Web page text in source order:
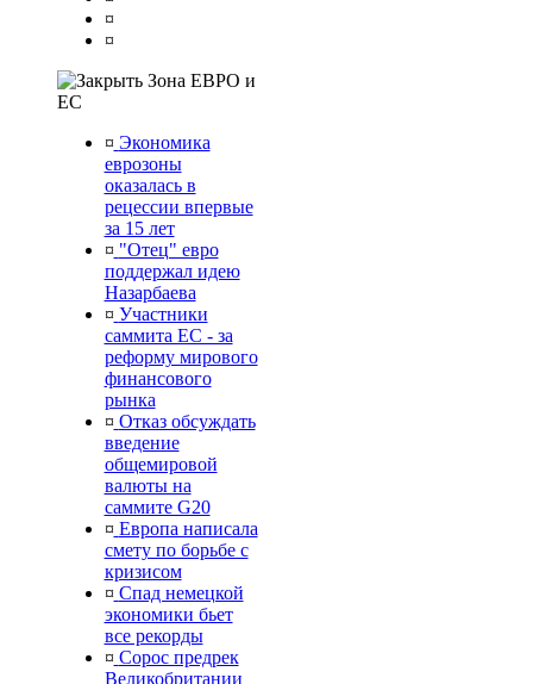
¤
¤
Зона ЕВРО и
ЕС
¤ Экономика
еврозоны
оказалась в
рецессии впервые
за 15 лет
¤ "Отец" евро
поддержал идею
Назарбаева
¤ Участники
саммита ЕС - за
реформу мирового
финансового
рынка
¤ Отказ обсуждать
введение
общемировой
валюты на
саммите G20
¤ Европа написала
смету по борьбе с
кризисом
¤ Спад немецкой
экономики бьет
все рекорды
¤ Сорос предрек
Великобритании